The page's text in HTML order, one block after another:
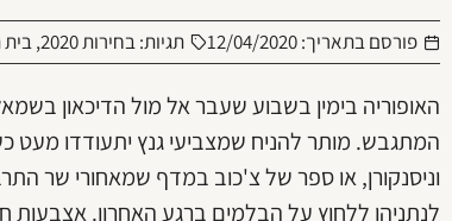
פורסם בתאריך:12/04/2020 תגיות:בחירות 2020 ,בית
האופוריה בימין בשבוע שעבר אל מול הדיכאון
המתגבש. מותר להניח שמצביעי גנץ יתעודדו מעט
וניסנקורן, או ספר של צ'כוב במדף שמאחורי שר
לנתניהו ללחוץ על הבלמים ברגע האחרון. אצבעות